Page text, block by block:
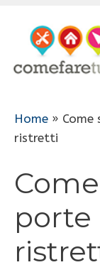
contenuto
Home »
ristretti
porte